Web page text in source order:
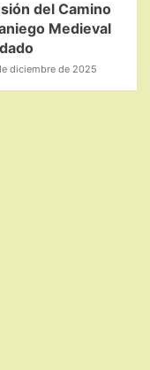
del Camino
Medieval
diciembre de 2025